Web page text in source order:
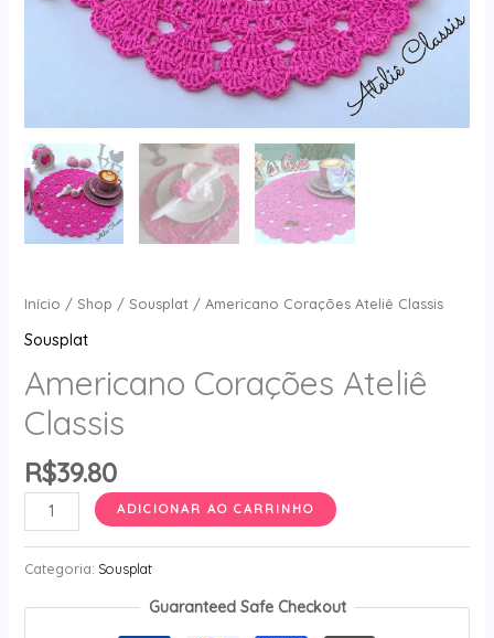
Início / Shop / Sousplat / Americano Corações Ateliê Classis
Sousplat
Americano Corações Ateliê
Classis
R$39.80
Americano
Corações
Ateliê
quantidade
ADICIONAR AO CARRINHO
Categoria: Sousplat
Guaranteed Safe Checkout